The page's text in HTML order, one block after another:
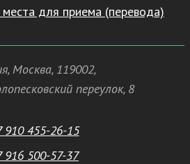
для приема (перевода)
, Москва, 119002,
переулок,8
910 455-26-15
916 500-57-37